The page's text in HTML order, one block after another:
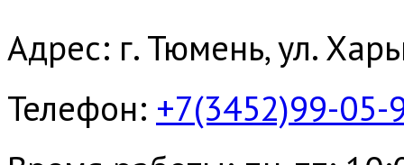
Адрес: г. Тюмень, ул.
Телефон: +7(3452)99-05-